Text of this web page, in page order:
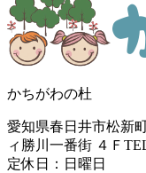
かちがわの杜
愛知県春日井市松新
ィ勝川一番街 ４Ｆ
定休日：日曜日